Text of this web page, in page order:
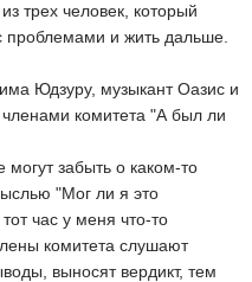
трех человек, который
проблемами и жить дальше.
Юдзуру, музыкант Оазис и
комитета "А был ли
забыть о каком-то
"Мог ли я это
час у меня что-то
комитета слушают
выносят вердикт, тем